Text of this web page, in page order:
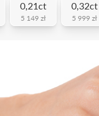
0,21ct
5 149 zł
0,32ct
5 999 zł